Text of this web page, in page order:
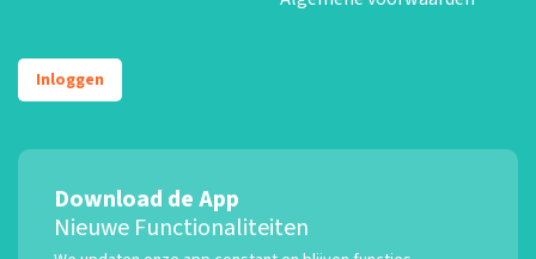
Inloggen
Download de App
Nieuwe Functionaliteiten